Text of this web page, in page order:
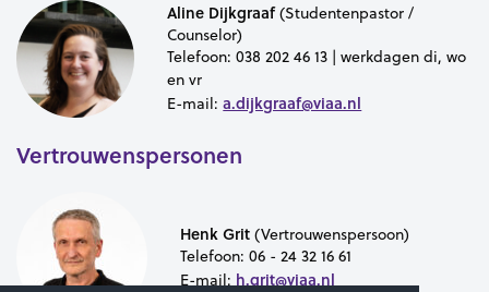
Aline Dijkgraaf(Studentenpastor /
Counselor)
Telefoon:038 202 46 13 | werkdagen di, wo
en vr
E-mail:a.dijkgraaf@viaa.nl
Vertrouwenspersonen
Henk Grit (Vertrouwenspersoon)
Telefoon: 06 - 24 32 16 61
E-mail: h.grit@viaa.nl